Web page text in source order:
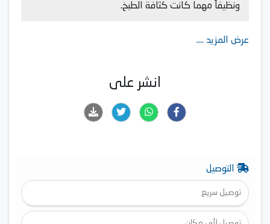
ونظيفاً مهما كانت كثافة الطبخ.
عرض المزيد ....
انشر على
التوصيل
توصيل سريع